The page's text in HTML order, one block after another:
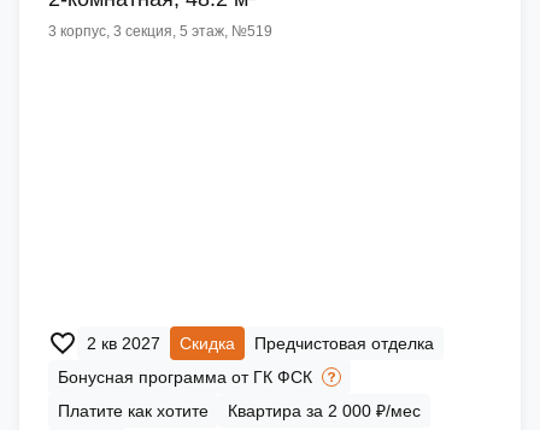
3 корпус, 3 секция, 5 этаж, №519
2 кв 2027 Скидка
Предчистовая отделка
Бонусная программа от ГК ФСК
Платите как хотите
Квартира за 2 000 ₽/мес